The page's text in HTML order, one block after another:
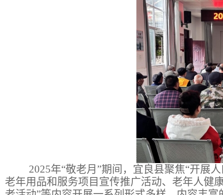
2025年“敬老月”期间， 宜良县聚焦“开展
老年用品和服务项目宣传推广活动、老年人健